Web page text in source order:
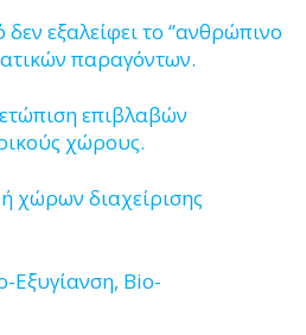
εξαλείφει το ‘’ανθρώπινο
παραγόντων.
επιβλαβών
χώρους.
χώρων διαχείρισης
Bio-